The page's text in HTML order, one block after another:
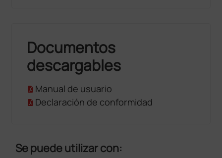
Documentos
descargables
Manual de usuario
Declaración de conformidad
Se puede utilizar con: